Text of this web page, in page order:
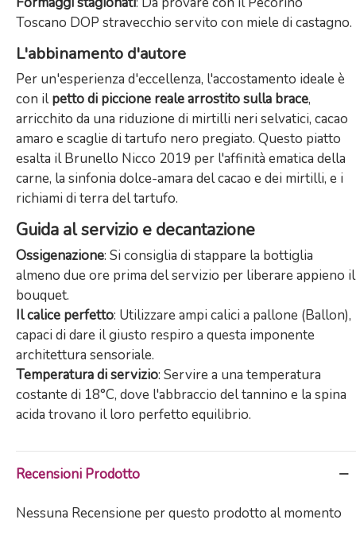
Toscano DOP stravecchio servito con miele di castagno.
L'abbinamento d'autore
Per un'esperienza d'eccellenza, l'accostamento ideale è
con ilpetto di piccione reale arrostito sulla brace,
arricchito da una riduzione di mirtilli neri selvatici, cacao
amaro e scaglie di tartufo nero pregiato. Questo piatto
esalta il Brunello Nicco 2019 per l'affinità ematica della
carne, la sinfonia dolce-amara del cacao e dei mirtilli, e i
richiami di terra del tartufo.
Guida al servizio e decantazione
Ossigenazione: Si consiglia di stappare la bottiglia
almeno due ore prima del servizio per liberare appieno il
bouquet.
Il calice perfetto: Utilizzare ampi calici a pallone (Ballon),
capaci di dare il giusto respiro a questa imponente
architettura sensoriale.
Temperatura di servizio: Servire a una temperatura
costante di 18°C, dove l'abbraccio del tannino e la spina
acida trovano il loro perfetto equilibrio.
Recensioni Prodotto
Nessuna Recensione per questo prodotto al momento